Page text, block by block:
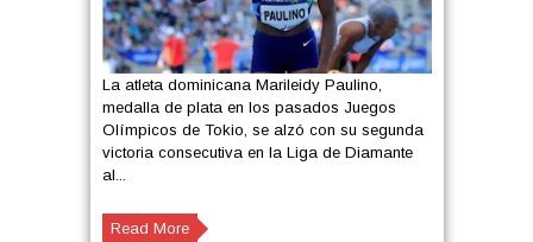
La atleta dominicana Marileidy Paulino,
medalla de plata en los pasados Juegos
Olímpicos de Tokio, se alzó con su segunda
victoria consecutiva en la Liga de Diamante
al...
Read More